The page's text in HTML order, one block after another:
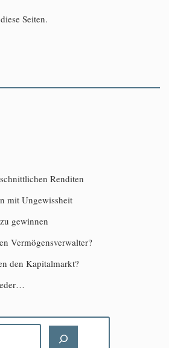
Seiten.
Renditen
mit Ungewissheit
gewinnen
Vermögensverwalter?
den Kapitalmarkt?